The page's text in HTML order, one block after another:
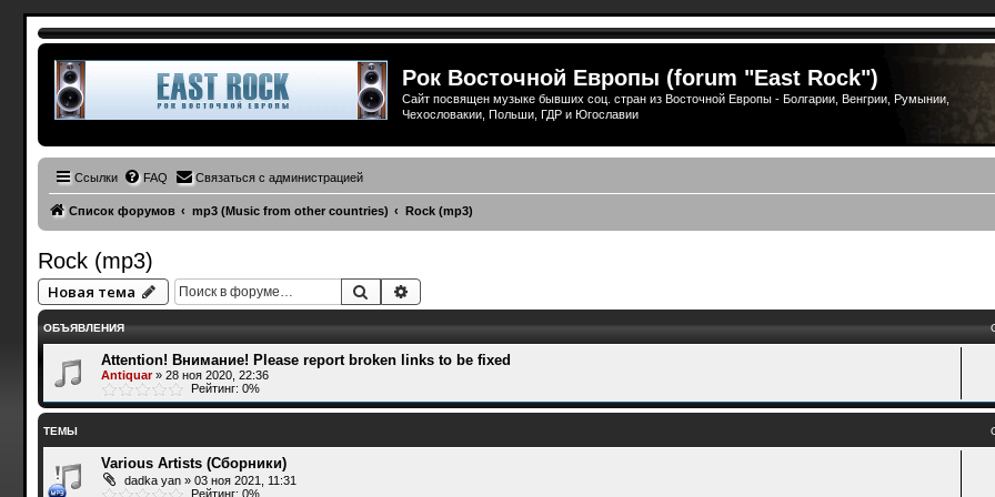
Рок Восточной Европы (forum "East Rock")
Сайт посвящен музыке бывших соц. стран из Восточной Европы - Болгарии, Венгрии, Румынии,
Чехословакии, Польши, ГДР и Югославии
Ссылки FAQ Связаться с администрацией
Список форумов mp3 (Music from other countries) Rock (mp3)
Rock (mp3)
Новая тема Поиск
ОБЪЯВЛЕНИЯ
Attention! Внимание! Please report broken links to be fixed
Antiquar» 28 ноя 2020, 22:36
Рейтинг: 0%
ТЕМЫ
Various Artists (Сборники)
dadka yan» 03 ноя 2021, 11:31
Рейтинг: 0%